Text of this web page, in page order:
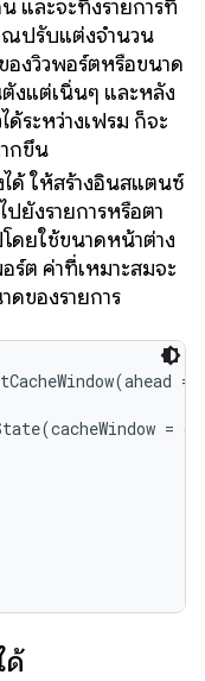
และจะทิ้งรายการที่
ปรับแต่งจำนวน
องวิวพอร์ตหรือขนาด
งแต่เนิ่นๆ และหลัง
ระหว่างเฟรม ก็จะ
กขึ้น
ด้ ให้สร้างอินสแตนซ์
ปยังรายการหรือตา
ดยใช้ขนาดหน้าต่าง
ต ค่าที่เหมาะสมจะ
ดของรายการ
=
ด้